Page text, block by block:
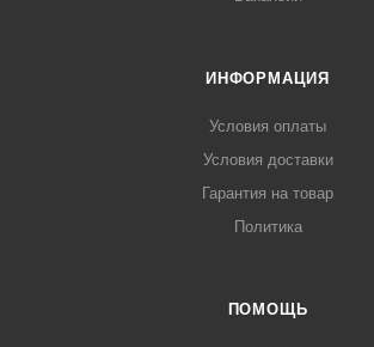
ИНФОРМАЦИЯ
Условия оплаты
Условия доставки
Гарантия на товар
Политика
ПОМОЩЬ